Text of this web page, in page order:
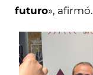
futuro», afirmó.